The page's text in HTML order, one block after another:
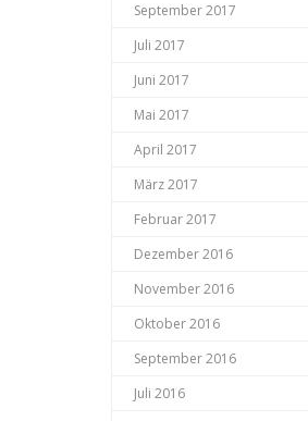
September 2017
Juli 2017
Juni 2017
Mai 2017
April 2017
März 2017
Februar 2017
Dezember 2016
November 2016
Oktober 2016
September 2016
Juli 2016